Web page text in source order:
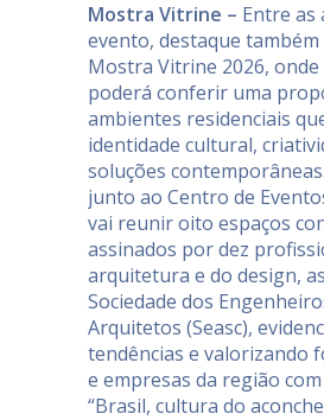
Mostra Vitrine – Entre as
evento, destaque também
Mostra Vitrine 2026,
poderá conferir uma
ambientes residenciais
identidade cultural,
soluções
junto ao Centro de
vai reunir oito espaços
assinados por dez
arquitetura e do design,
Sociedade dos
Arquitetos (Seasc),
tendências e valorizando
e empresas da região
“Brasil, cultura do